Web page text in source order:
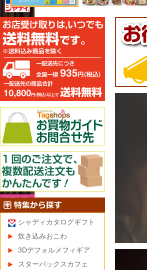
シャディカタログギフト
炊き込みおこわ
3Dデフォルメフィギア
スターバックスカフェ